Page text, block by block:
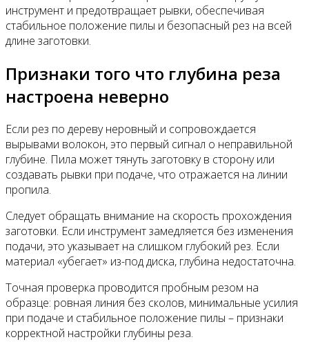
инструмент и предотвращает рывки, обеспечивая
стабильное положение пилы и безопасный рез на всей
длине заготовки.
Признаки того что глубина реза
настроена неверно
Если рез по дереву неровный и сопровождается
вырывами волокон, это первый сигнал о неправильной
глубине. Пила может тянуть заготовку в сторону или
создавать рывки при подаче, что отражается на линии
пропила.
Следует обращать внимание на скорость прохождения
заготовки. Если инструмент замедляется без изменения
подачи, это указывает на слишком глубокий рез. Если
материал «убегает» из-под диска, глубина недостаточна.
Точная проверка проводится пробным резом на
образце: ровная линия без сколов, минимальные усилия
при подаче и стабильное положение пилы – признаки
корректной настройки глубины реза.